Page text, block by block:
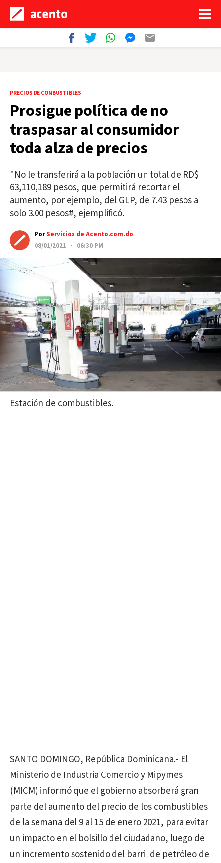
PRECIOS DE COMBUSTIBLES
Prosigue política de no
traspasar al consumidor
toda alza de precios
"No le transferirá a la población un total de RD$
63,110,189 pesos, que permitirá recortar el
aumento, por ejemplo, del GLP, de 7.43 pesos a
solo 3.00 pesos#, ejemplificó.
PorServicios de Acento.com.do
08/01/2021 · 06:30 PM
Estación de combustibles.
SANTO DOMINGO, República Dominicana.- El
Ministerio de Industria Comercio y Mipymes
(MICM) informó que el gobierno absorberá gran
parte del aumento del precio de los combustibles
de la semana del 9 al 15 de enero 2021, para evitar
un impacto en el bolsillo del ciudadano, luego de
un incremento sostenido del barril de petróleo de